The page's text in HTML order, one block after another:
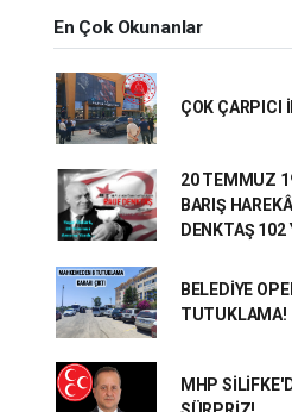
En Çok Okunanlar
ÇOK ÇARPICI
20 TEMMUZ
BARIŞ
DENKTAŞ 102
BELEDİYE
TUTUKLAMA!
MHP